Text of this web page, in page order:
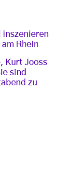
inszenieren
Rhein
Kurt Jooss
sind
zu